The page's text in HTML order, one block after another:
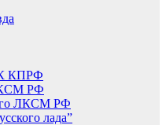
КПРФ
РФ
ЛКСМ РФ
лада”